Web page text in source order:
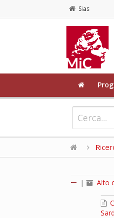
Sias
| Alto